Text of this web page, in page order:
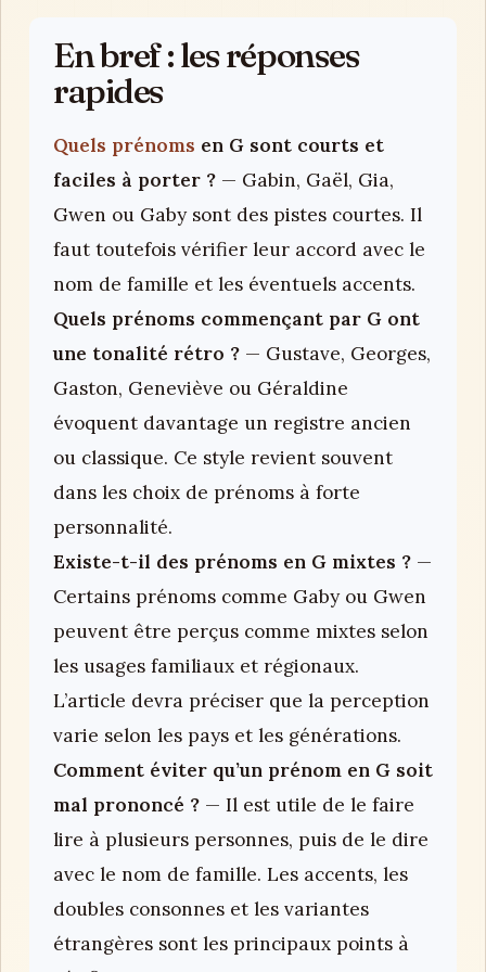
En bref : les réponses
rapides
Quels prénoms en G sont courts et
faciles à porter ? — Gabin, Gaël, Gia,
Gwen ou Gaby sont des pistes courtes. Il
faut toutefois vérifier leur accord avec le
nom de famille et les éventuels accents.
Quels prénoms commençant par G ont
une tonalité rétro ? — Gustave, Georges,
Gaston, Geneviève ou Géraldine
évoquent davantage un registre ancien
ou classique. Ce style revient souvent
dans les choix de prénoms à forte
personnalité.
Existe-t-il des prénoms en G mixtes ? —
Certains prénoms comme Gaby ou Gwen
peuvent être perçus comme mixtes selon
les usages familiaux et régionaux.
L’article devra préciser que la perception
varie selon les pays et les générations.
Comment éviter qu’un prénom en G soit
mal prononcé ? — Il est utile de le faire
lire à plusieurs personnes, puis de le dire
avec le nom de famille. Les accents, les
doubles consonnes et les variantes
étrangères sont les principaux points à